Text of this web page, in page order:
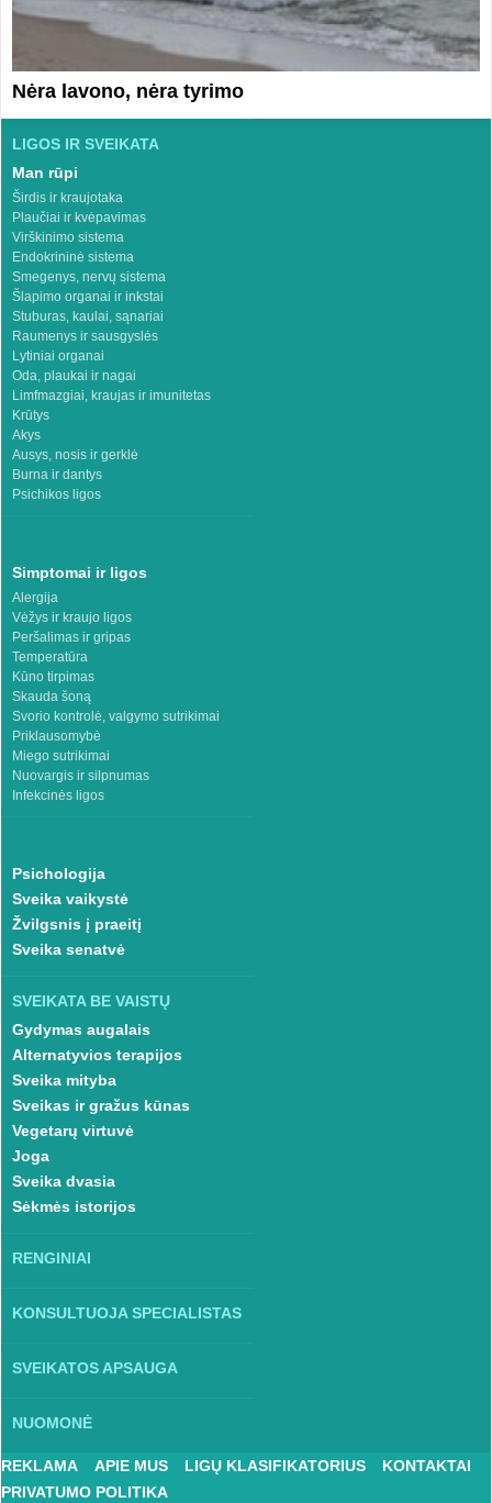
Nėra lavono, nėra tyrimo
LIGOS IR SVEIKATA
Man rūpi
Širdis ir kraujotaka
Plaučiai ir kvėpavimas
Virškinimo sistema
Endokrininė sistema
Smegenys, nervų sistema
Šlapimo organai ir inkstai
Stuburas, kaulai, sąnariai
Raumenys ir sausgyslės
Lytiniai organai
Oda, plaukai ir nagai
Limfmazgiai, kraujas ir imunitetas
Krūtys
Akys
Ausys, nosis ir gerklė
Burna ir dantys
Psichikos ligos
Simptomai ir ligos
Alergija
Vėžys ir kraujo ligos
Peršalimas ir gripas
Temperatūra
Kūno tirpimas
Skauda šoną
Svorio kontrolė, valgymo sutrikimai
Priklausomybė
Miego sutrikimai
Nuovargis ir silpnumas
Infekcinės ligos
Psichologija
Sveika vaikystė
Žvilgsnis į praeitį
Sveika senatvė
SVEIKATA BE VAISTŲ
Gydymas augalais
Alternatyvios terapijos
Sveika mityba
Sveikas ir gražus kūnas
Vegetarų virtuvė
Joga
Sveika dvasia
Sėkmės istorijos
RENGINIAI
KONSULTUOJA SPECIALISTAS
SVEIKATOS APSAUGA
NUOMONĖ
REKLAMA APIE MUS LIGŲ KLASIFIKATORIUS
KONTAKTAI
PRIVATUMO POLITIKA